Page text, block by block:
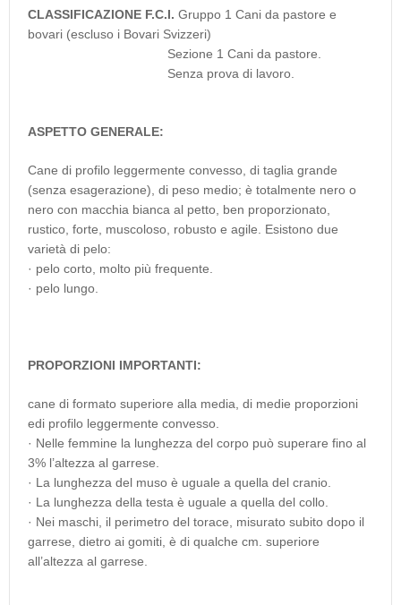
CLASSIFICAZIONE F.C.I. Gruppo 1 Cani da pastore e
bovari (escluso i Bovari Svizzeri)
Sezione 1 Cani da pastore.
Senza prova di lavoro.
ASPETTO GENERALE:
Cane di profilo leggermente convesso, di taglia grande
(senza esagerazione), di peso medio; è totalmente nero o
nero con macchia bianca al petto, ben proporzionato,
rustico, forte, muscoloso, robusto e agile. Esistono due
varietà di pelo:
· pelo corto, molto più frequente.
· pelo lungo.
PROPORZIONI IMPORTANTI:
cane di formato superiore alla media, di medie proporzioni
edi profilo leggermente convesso.
· Nelle femmine la lunghezza del corpo può superare fino al
3% l’altezza al garrese.
· La lunghezza del muso è uguale a quella del cranio.
· La lunghezza della testa è uguale a quella del collo.
· Nei maschi, il perimetro del torace, misurato subito dopo il
garrese, dietro ai gomiti, è di qualche cm. superiore
all’altezza al garrese.